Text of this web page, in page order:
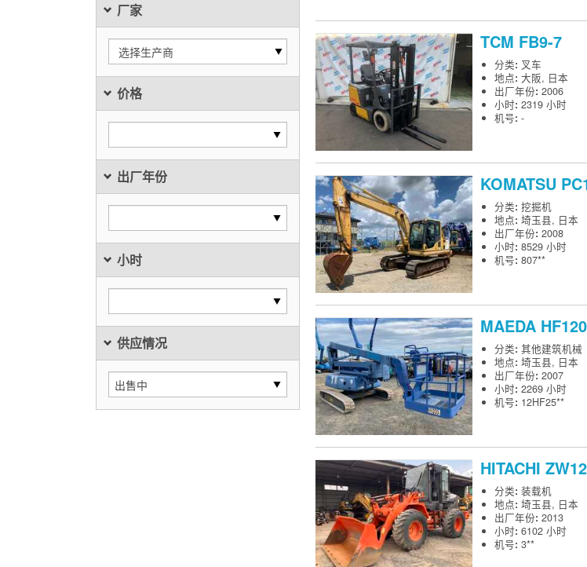
厂家
选择生产商
价格
出厂年份
小时
供应情况
TCM FB9-7
分类: 叉车
地点: 大阪, 日本
出厂年份: 2006
小时: 2319 小时
机号: -
KOMATSU
分类: 挖掘机
地点: 埼玉县, 日本
出厂年份: 2008
小时: 8529 小时
机号: 807**
MAEDA
分类: 其他建筑机械
地点: 埼玉县, 日本
出厂年份: 2007
小时: 2269 小时
机号: 12HF25**
HITACHI
分类: 装载机
地点: 埼玉县, 日本
出厂年份: 2013
小时: 6102 小时
机号: 3**